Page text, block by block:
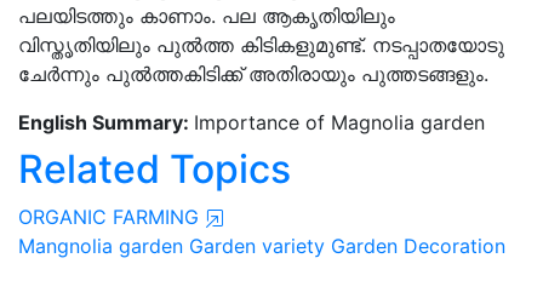
പലയിടത്തും കാണാം. പല ആകൃതിയിലും
വിസ്തൃതിയിലും പുൽത്ത കിടികളുമുണ്ട്. നടപ്പാതയോടു
ചേർന്നും പുൽത്തകിടിക്ക് അതിരായും പുത്തടങ്ങളും.
English Summary: Importance of Magnolia garden
Related Topics
ORGANIC FARMING
Mangnolia garden Garden variety Garden Decoration